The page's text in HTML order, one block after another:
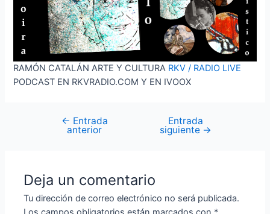
RAMÓN CATALÁN ARTE Y CULTURA RKV / RADIO LIVE
PODCAST EN RKVRADIO.COM Y EN IVOOX
Navegación
← Entrada
anterior
Entrada
siguiente →
Deja un comentario
Tu dirección de correo electrónico no será publicada.